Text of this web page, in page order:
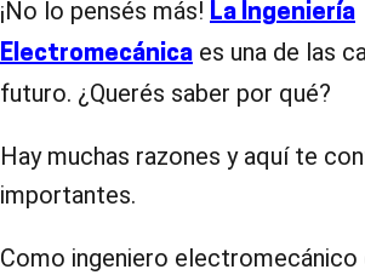
¡No lo pensés más! La Ingeniería
Electromecánica es una de las
futuro. ¿Querés saber por qué?
Hay muchas razones y aquí te
importantes.
Como ingeniero electromecánico